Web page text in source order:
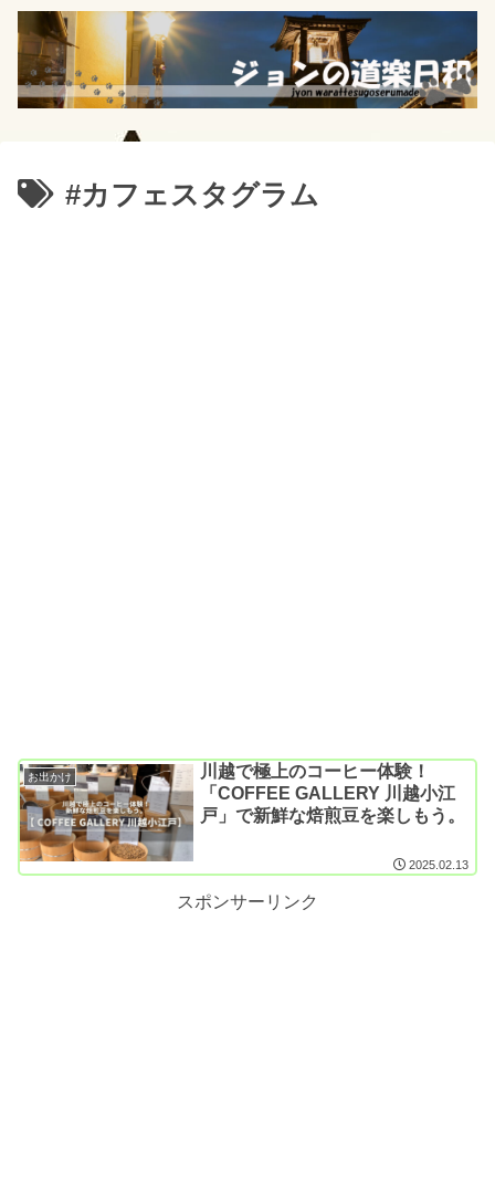
#カフェスタグラム
お出かけ
川越で極上のコーヒー体験！
「COFFEE GALLERY 川越小江
戸」で新鮮な焙煎豆を楽しもう。
2025.02.13
スポンサーリンク